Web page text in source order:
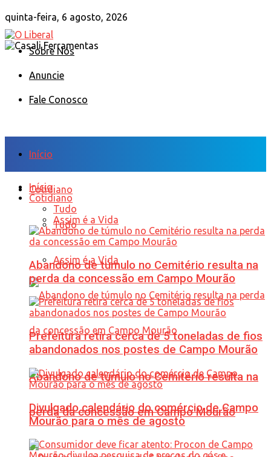
quinta-feira, 6 agosto, 2026
Sobre Nós
Anuncie
Fale Conosco
Início
Cotidiano
Tudo
Assim é a Vida
Abandono de túmulo no Cemitério resulta na
perda da concessão em Campo Mourão
Início
Cotidiano
Tudo
Assim é a Vida
Abandono de túmulo no Cemitério resulta na
perda da concessão em Campo Mourão
Prefeitura retira cerca de 5 toneladas de fios
abandonados nos postes de Campo Mourão
Divulgado calendário do comércio de Campo
Mourão para o mês de agosto